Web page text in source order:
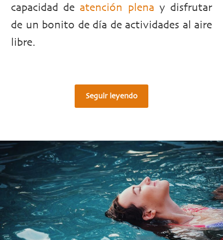
capacidad de atención plena y disfrutar
de un bonito de día de actividades al aire
libre.
Seguir leyendo